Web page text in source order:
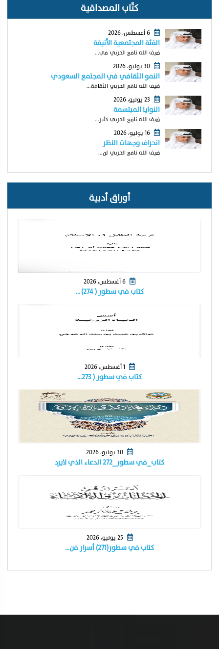
كتّاب المصداقية
6 أغسطس، 2026
الفئة المجتمعية الأنيقة
ضيف الله نافع الحربي في...
30 يوليو، 2026
النمو الثقافي في المجتمع السعودي
ضيف الله نافع الحربي الثقافة...
النوايا المبتسمة
ضيف الله نافع الحربي كثير...
16 يوليو، 2026
انحراف وجهات النظر
ضيف الله نافع الحربي لن...
أوراق أدبية
كتاب في سطور ( ٢٧٤) …
1 أغسطس، 2026
كتاب في سطور ( ٢٧٣…
كتاب_في سطور_٢٧٢ الدعاء الذي لايرد
كتاب في سطور(٢٧١) أسرار فن…